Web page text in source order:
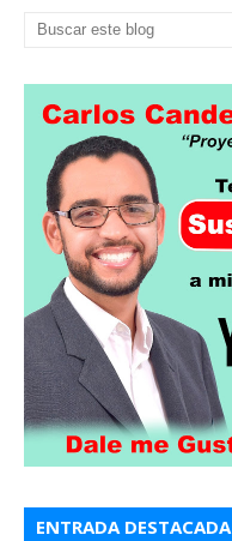
ENTRADA DESTACADA